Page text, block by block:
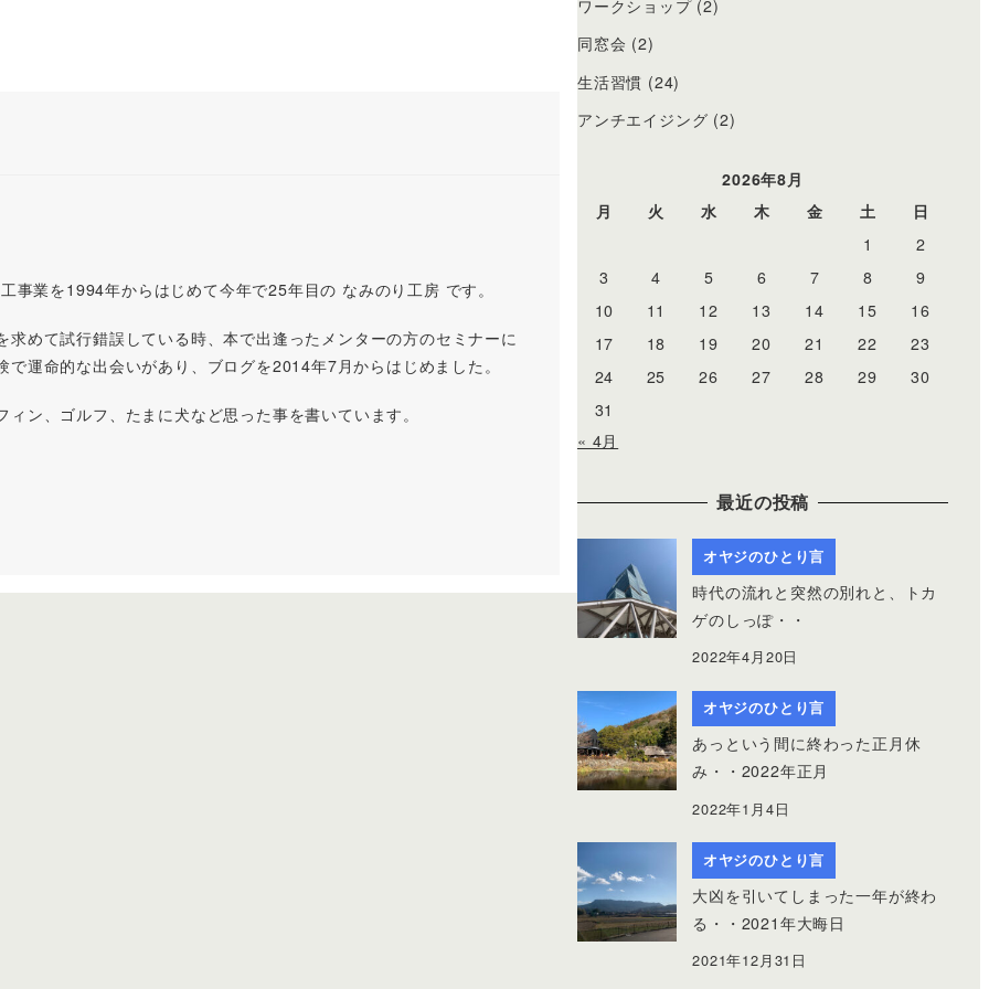
事業を1994年からはじめて今年で25年目の なみのり工房 です。
めて試行錯誤している時、本で出逢ったメンターの方のセミナーに
運命的な出会いがあり、ブログを2014年7月からはじめました。
ン、ゴルフ、たまに犬など思った事を書いています。
ワークショップ(2)
同窓会 (2)
生活習慣 (24)
アンチエイジング (2)
2026年8月
月
火 水 木 金 土
日
1
2
3
4 5 6 7 8
9
10
11 12 13 14 15
16
17
18 19 20 21 22
23
24
25 26 27 28 29
30
31
« 4月
最近の投稿
オヤジのひとり言
時代の流れと突然の別れと、トカ
ゲのしっぽ・・
2022年4月20日
オヤジのひとり言
あっという間に終わった正月休
み・・2022年正月
2022年1月4日
オヤジのひとり言
大凶を引いてしまった一年が終わ
る・・2021年大晦日
2021年12月31日